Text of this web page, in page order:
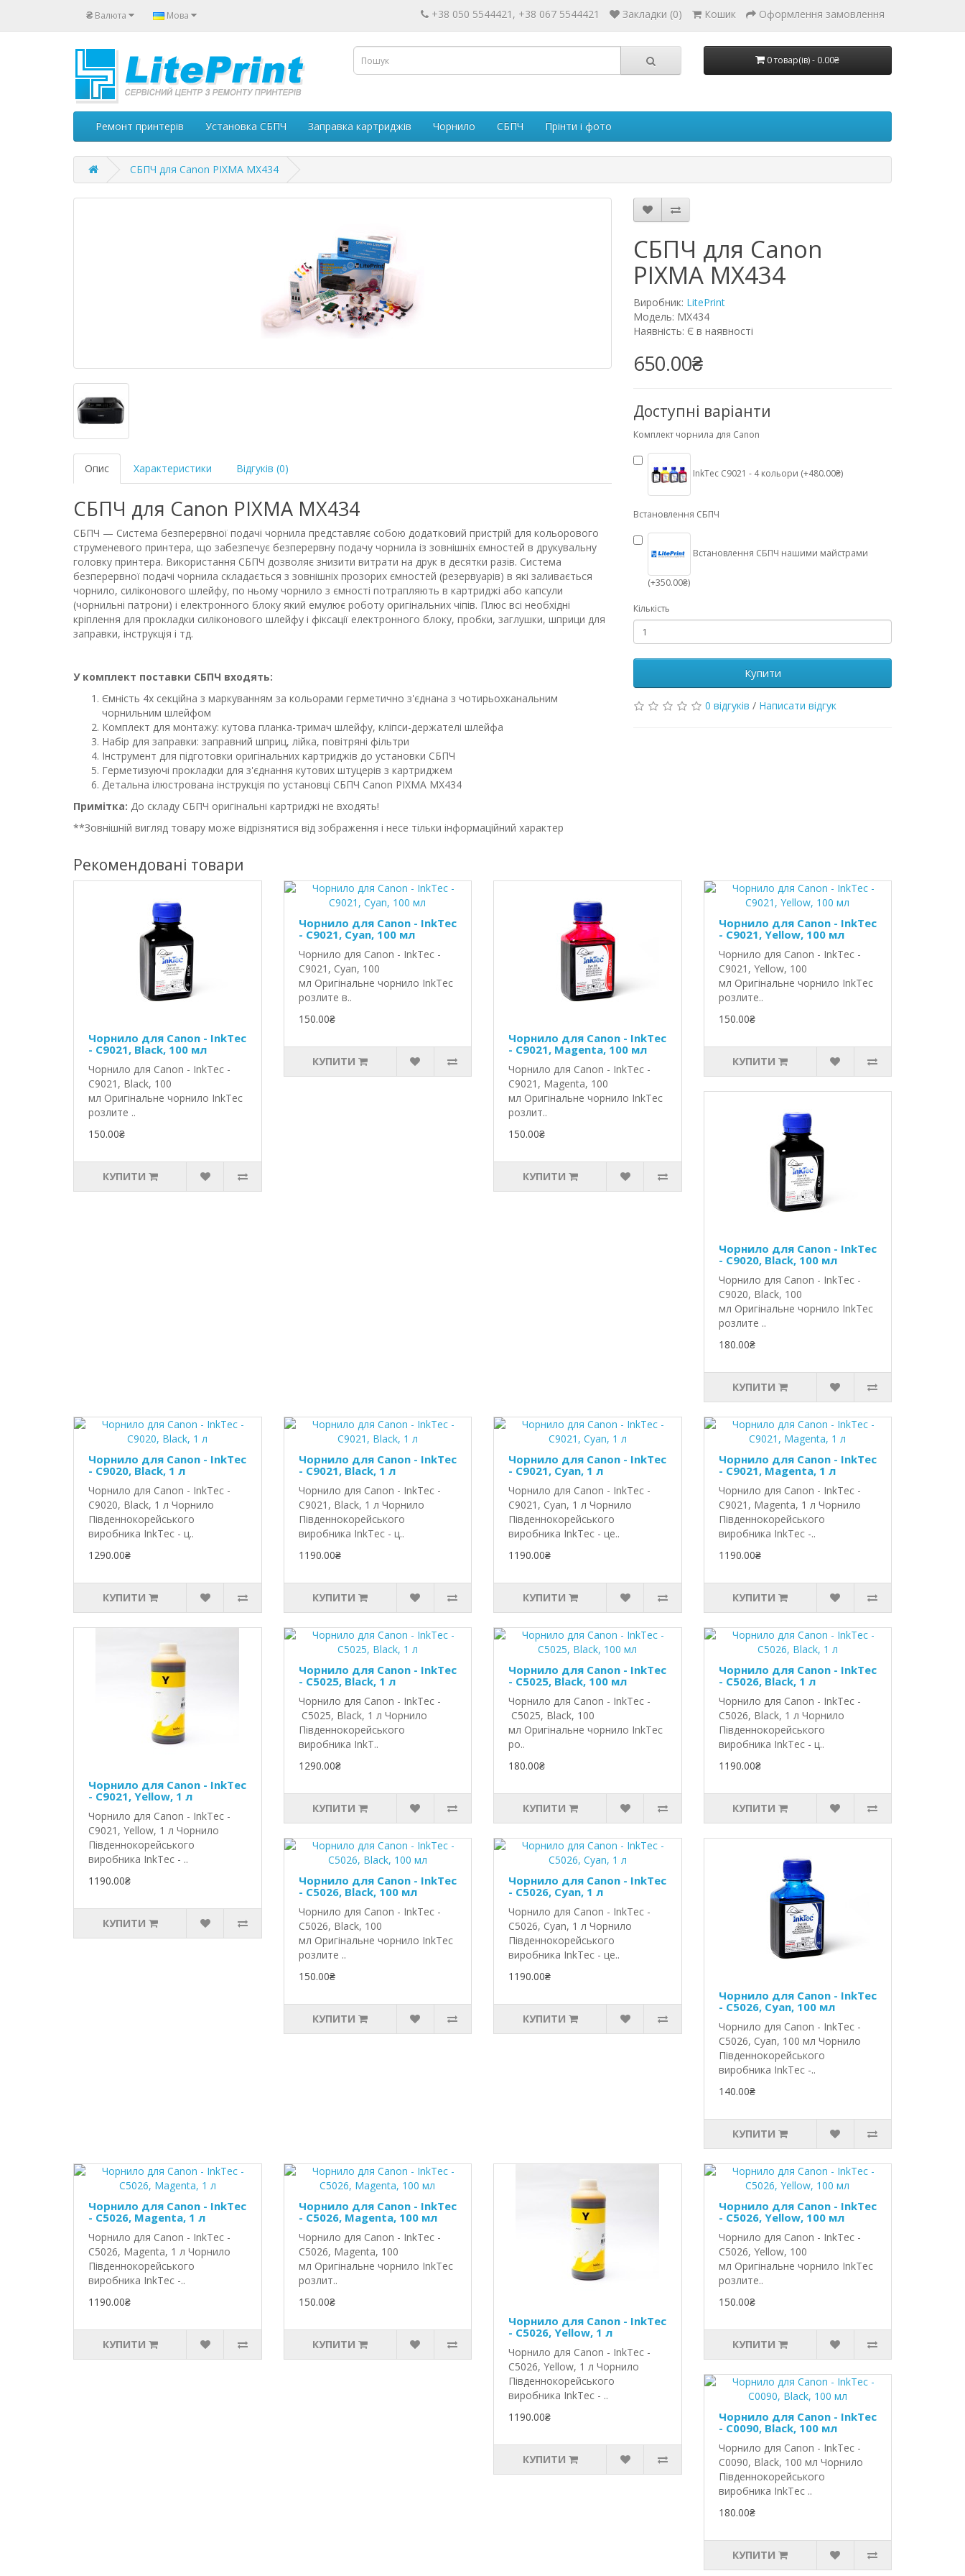
₴ Валюта Мова +38 050 5544421, +38 067 5544421 Закладки (0) Кошик Оформлення замовлення
0 товар(ів) - 0.00₴
Ремонт принтерів Установка СБПЧ Заправка картриджів Чорнило СБПЧ Прінти і фото
СБПЧ для Canon PIXMA MX434
Опис Характеристики Відгуків (0)
СБПЧ для Canon PIXMA MX434
СБПЧ — Система безперервної подачі чорнила представляє собою додатковий пристрій для кольорового
струменевого принтера, що забезпечує безперервну подачу чорнила із зовнішніх ємностей в друкувальну
головку принтера. Використання СБПЧ дозволяє знизити витрати на друк в десятки разів. Система
безперервної подачі чорнила складається з зовнішніх прозорих ємностей (резервуарів) в які заливається
чорнило, силіконового шлейфу, по ньому чорнило з ємності потрапляють в картриджі або капсули
(чорнильні патрони) і електронного блоку який емулює роботу оригінальних чіпів. Плюс всі необхідні
кріплення для прокладки силіконового шлейфу і фіксації електронного блоку, пробки, заглушки, шприци для
заправки, інструкція і тд.
У комплект поставки СБПЧ входять:
Ємність 4х секційна з маркуванням за кольорами герметично з'єднана з чотирьохканальним
чорнильним шлейфом
Комплект для монтажу: кутова планка-тримач шлейфу, кліпси-держателі шлейфа
Набір для заправки: заправний шприц, лійка, повітряні фільтри
Інструмент для підготовки оригінальних картриджів до установки СБПЧ
Герметизуючі прокладки для з'єднання кутових штуцерів з картриджем
Детальна ілюстрована інструкція по установці СБПЧ Canon PIXMA MX434
Примітка: До складу СБПЧ оригінальні картриджі не входять!
**Зовнішній вигляд товару може відрізнятися від зображення і несе тільки інформаційний характер
СБПЧ для Canon
PIXMA MX434
Виробник: LitePrint
Модель: MX434
Наявність: Є в наявності
650.00₴
Доступні варіанти
Комплект чорнила для Canon
InkTec C9021 - 4 кольори (+480.00₴)
Встановлення СБПЧ
Встановлення СБПЧ нашими майстрами
(+350.00₴)
Кількість
Купити
0 відгуків / Написати відгук
Рекомендовані товари
Чорнило для Canon - InkTec
- C9021, Black, 100 мл
Чорнило для Canon - InkTec -
C9021, Black, 100
мл Оригінальне чорнило InkTec
розлите ..
150.00₴
КУПИТИ
Чорнило для Canon - InkTec
- C9021, Cyan, 100 мл
Чорнило для Canon - InkTec -
C9021, Cyan, 100
мл Оригінальне чорнило InkTec
розлите в..
150.00₴
КУПИТИ
Чорнило для Canon - InkTec
- C9021, Magenta, 100 мл
Чорнило для Canon - InkTec -
C9021, Magenta, 100
мл Оригінальне чорнило InkTec
розлит..
150.00₴
КУПИТИ
Чорнило для Canon - InkTec
- C9021, Yellow, 100 мл
Чорнило для Canon - InkTec -
C9021, Yellow, 100
мл Оригінальне чорнило InkTec
розлите..
150.00₴
КУПИТИ
Чорнило для Canon - InkTec
- C9020, Black, 100 мл
Чорнило для Canon - InkTec -
C9020, Black, 100
мл Оригінальне чорнило InkTec
розлите ..
180.00₴
КУПИТИ
Чорнило для Canon - InkTec
- C9020, Black, 1 л
Чорнило для Canon - InkTec -
C9020, Black, 1 л Чорнило
Південнокорейського
виробника InkTec - ц..
1290.00₴
КУПИТИ
Чорнило для Canon - InkTec
- C9021, Black, 1 л
Чорнило для Canon - InkTec -
C9021, Black, 1 л Чорнило
Південнокорейського
виробника InkTec - ц..
1190.00₴
КУПИТИ
Чорнило для Canon - InkTec
- C9021, Cyan, 1 л
Чорнило для Canon - InkTec -
C9021, Cyan, 1 л Чорнило
Південнокорейського
виробника InkTec - це..
1190.00₴
КУПИТИ
Чорнило для Canon - InkTec
- C9021, Magenta, 1 л
Чорнило для Canon - InkTec -
C9021, Magenta, 1 л Чорнило
Південнокорейського
виробника InkTec -..
1190.00₴
КУПИТИ
Чорнило для Canon - InkTec
- C9021, Yellow, 1 л
Чорнило для Canon - InkTec -
C9021, Yellow, 1 л Чорнило
Південнокорейського
виробника InkTec - ..
1190.00₴
КУПИТИ
Чорнило для Canon - InkTec
- C5025, Black, 1 л
Чорнило для Canon - InkTec -
C5025, Black, 1 л Чорнило
Південнокорейського
виробника InkT..
1290.00₴
КУПИТИ
Чорнило для Canon - InkTec
- C5025, Black, 100 мл
Чорнило для Canon - InkTec -
C5025, Black, 100
мл Оригінальне чорнило InkTec
ро..
180.00₴
КУПИТИ
Чорнило для Canon - InkTec
- C5026, Black, 1 л
Чорнило для Canon - InkTec -
C5026, Black, 1 л Чорнило
Південнокорейського
виробника InkTec - ц..
1190.00₴
КУПИТИ
Чорнило для Canon - InkTec
- C5026, Black, 100 мл
Чорнило для Canon - InkTec -
C5026, Black, 100
мл Оригінальне чорнило InkTec
розлите ..
150.00₴
КУПИТИ
Чорнило для Canon - InkTec
- C5026, Cyan, 1 л
Чорнило для Canon - InkTec -
C5026, Cyan, 1 л Чорнило
Південнокорейського
виробника InkTec - це..
1190.00₴
КУПИТИ
Чорнило для Canon - InkTec
- C5026, Cyan, 100 мл
Чорнило для Canon - InkTec -
C5026, Cyan, 100 мл Чорнило
Південнокорейського
виробника InkTec -..
140.00₴
КУПИТИ
Чорнило для Canon - InkTec
- C5026, Magenta, 1 л
Чорнило для Canon - InkTec -
C5026, Magenta, 1 л Чорнило
Південнокорейського
виробника InkTec -..
1190.00₴
КУПИТИ
Чорнило для Canon - InkTec
- C5026, Magenta, 100 мл
Чорнило для Canon - InkTec -
C5026, Magenta, 100
мл Оригінальне чорнило InkTec
розлит..
150.00₴
КУПИТИ
Чорнило для Canon - InkTec
- C5026, Yellow, 1 л
Чорнило для Canon - InkTec -
C5026, Yellow, 1 л Чорнило
Південнокорейського
виробника InkTec - ..
1190.00₴
КУПИТИ
Чорнило для Canon - InkTec
- C5026, Yellow, 100 мл
Чорнило для Canon - InkTec -
C5026, Yellow, 100
мл Оригінальне чорнило InkTec
розлите..
150.00₴
КУПИТИ
Чорнило для Canon - InkTec
- C0090, Black, 100 мл
Чорнило для Canon - InkTec -
C0090, Black, 100 мл Чорнило
Південнокорейського
виробника InkTec ..
180.00₴
КУПИТИ